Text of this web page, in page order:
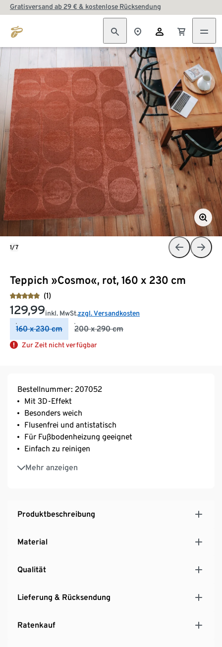
Gratisversand ab 29 € & kostenlose Rücksendung
Teppich »Cosmo«, rot, 160 x 230 cm
(1)
129,99inkl. MwSt.zzgl. Versandkosten
160 x 230 cm 200 x 290 cm
Zur Zeit nicht verfügbar
1/7
Bestellnummer: 207052
Mit 3D-Effekt
Besonders weich
Flusenfrei und antistatisch
Für Fußbodenheizung geeignet
Einfach zu reinigen
Mehr anzeigen
Öko Tex Standard 100 zertifiziert
Produktbeschreibung
Material
Qualität
Lieferung & Rücksendung
Ratenkauf